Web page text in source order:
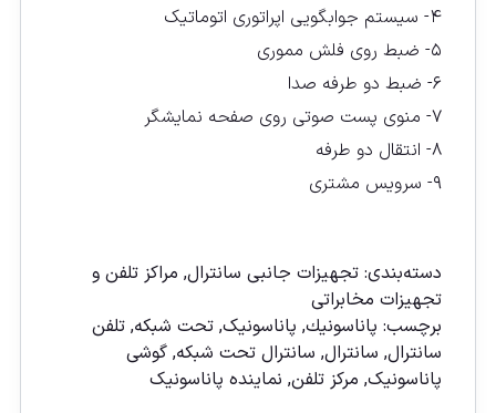
۴- سیستم جوابگویی اپراتوری اتوماتیک
۵- ضبط روی فلش مموری
۶- ضبط دو طرفه صدا
۷- منوی پست صوتی روی صفحه نمایشگر
۸- انتقال دو طرفه
۹- سرویس مشترى
دسته‌بندی: تجهیزات جانبی سانترال, مراکز تلفن و
تجهیزات مخابراتی
برچسب: پاناسونیك, پاناسونیک, تحت شبکه, تلفن
سانترال, سانترال, سانترال تحت شبكه, گوشی
پاناسونیک, مركز تلفن, نماينده پاناسونيک